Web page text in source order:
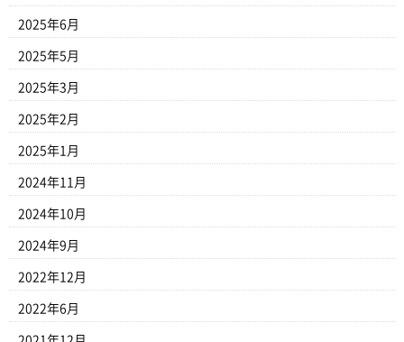
2025年6月
2025年5月
2025年3月
2025年2月
2025年1月
2024年11月
2024年10月
2024年9月
2022年12月
2022年6月